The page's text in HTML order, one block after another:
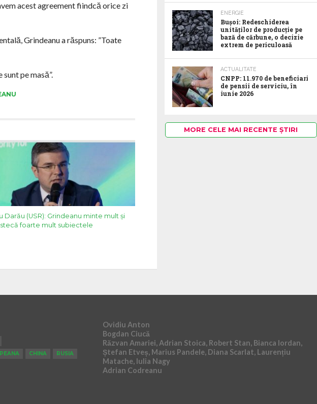
acest agreement fiindcă orice zi
Grindeanu a răspuns: ”Toate
pe masă”.
Darău (USR): Grindeanu minte mult şi
foarte mult subiectele
ENERGIE
Bușoi: Redeschiderea
unităților de producție pe
bază de cărbune, o decizie
extrem de periculoasă
ACTUALITATE
CNPP: 11.970 de beneficiari
de pensii de serviciu, în
iunie 2026
MORE CELE MAI RECENTE ȘTIRI
CHINA
RUSIA
Ovidiu Anton
Bogdan Ciucă
Răzvan Amariei, Adrian Stoica, Robert Stan, Bianca Iordan,
Ștefan Etveș, Marius Pandele, Diana Scarlat, Laurențiu
Matache, Iulia Nagy
Adrian Codreanu